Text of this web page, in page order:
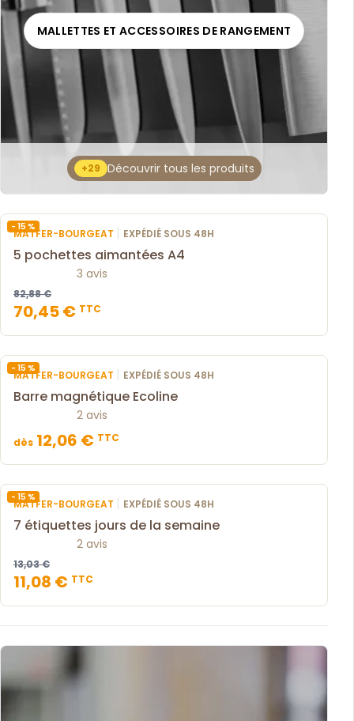
MALLETTES ET ACCESSOIRES DE RANGEMENT
+29 Découvrir tous les produits
- 15 %
MATFER-BOURGEAT | EXPÉDIÉ SOUS 48H
5 pochettes aimantées A4
3 avis
82,88 €
70,45 € TTC
- 15 %
MATFER-BOURGEAT | EXPÉDIÉ SOUS 48H
Barre magnétique Ecoline
2 avis
dès 12,06 € TTC
- 15 %
MATFER-BOURGEAT | EXPÉDIÉ SOUS 48H
7 étiquettes jours de la semaine
2 avis
13,03 €
11,08 € TTC